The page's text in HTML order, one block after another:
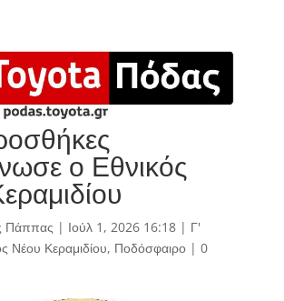
ο Εθνικός
Πάππας | Ιούλ 1, 2026 16:18| Γ'
Νέου Κεραμιδίου, Ποδόσφαιρο| 0